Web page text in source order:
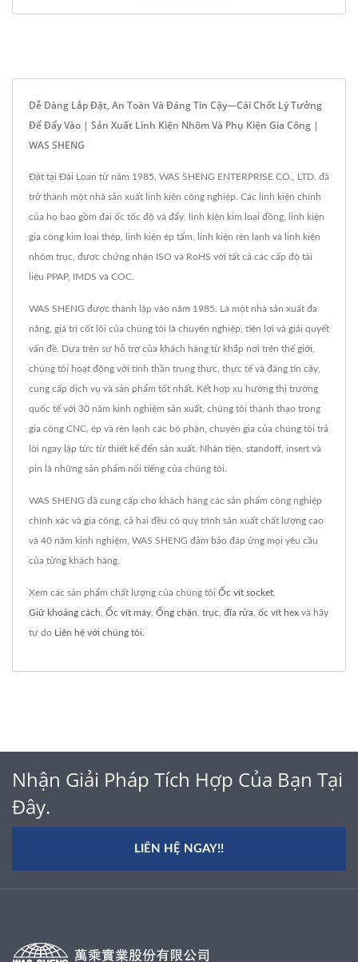
Dễ Dàng Lắp Đặt, An Toàn Và Đáng Tin Cậy—Cái Chốt Lý Tưởng
Để Đẩy Vào | Sản Xuất Linh Kiện Nhôm Và Phụ Kiện Gia Công |
WAS SHENG
Đặt tại Đài Loan từ năm 1985, WAS SHENG ENTERPRISE CO., LTD. đã
trở thành một nhà sản xuất linh kiện công nghiệp. Các linh kiện chính
của họ bao gồm đai ốc tốc độ và đẩy, linh kiện kim loại đồng, linh kiện
gia công kim loại thép, linh kiện ép tấm, linh kiện rèn lạnh và linh kiện
nhôm trục, được chứng nhận ISO và RoHS với tất cả các cấp độ tài
liệu PPAP, IMDS và COC.
WAS SHENG được thành lập vào năm 1985. Là một nhà sản xuất đa
năng, giá trị cốt lõi của chúng tôi là chuyên nghiệp, tiện lợi và giải quyết
vấn đề. Dựa trên sự hỗ trợ của khách hàng từ khắp nơi trên thế giới,
chúng tôi hoạt động với tinh thần trung thực, thực tế và đáng tin cậy,
cung cấp dịch vụ và sản phẩm tốt nhất. Kết hợp xu hướng thị trường
quốc tế với 30 năm kinh nghiệm sản xuất, chúng tôi thành thạo trong
gia công CNC, ép và rèn lạnh các bộ phận, chuyên gia của chúng tôi trả
lời ngay lập tức từ thiết kế đến sản xuất. Nhân tiện, standoff, insert và
pin là những sản phẩm nổi tiếng của chúng tôi.
WAS SHENG đã cung cấp cho khách hàng các sản phẩm công nghiệp
chính xác và gia công, cả hai đều có quy trình sản xuất chất lượng cao
và 40 năm kinh nghiệm, WAS SHENG đảm bảo đáp ứng mọi yêu cầu
của từng khách hàng.
Xem các sản phẩm chất lượng của chúng tôi Ốc vít socket
Giữ khoảng cách Ốc vít máy Ống chặn trục đĩa rửa ốc vít hex và hãy
tự do Liên hệ với chúng tôi
Nhận Giải Pháp Tích Hợp Của Bạn Tại
Đây.
LIÊN HỆ NGAY!!